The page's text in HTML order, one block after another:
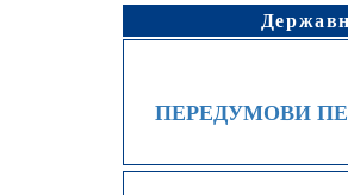
ПЕРЕДУМОВИ